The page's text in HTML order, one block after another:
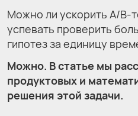
Можно ли ускорить A/B-
успевать проверить
гипотез за единицу
Можно. В статье мы
продуктовых и
решения этой задачи.